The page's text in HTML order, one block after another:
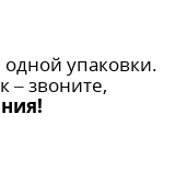
упаковки.
– звоните,